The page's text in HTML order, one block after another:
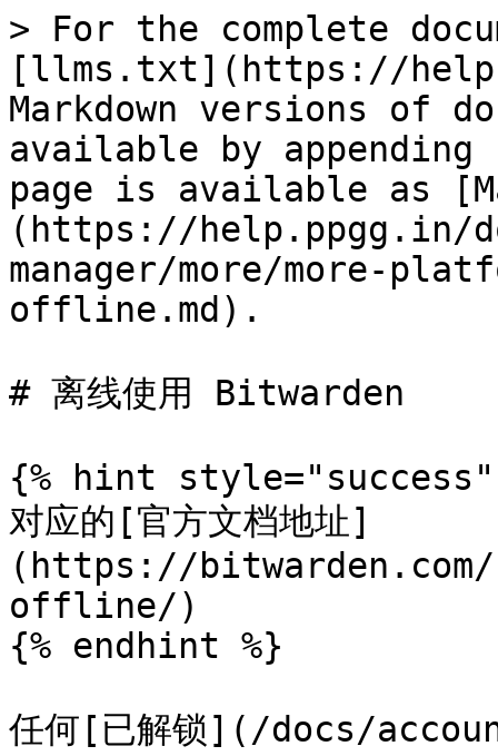
> For the complete
[llms.txt](https://
Markdown versions of
available by
page is available as
(https://help.ppgg.in/
manager/more/more-
offline.md).
# 离线使用 Bitwarden
{% hint style="success"
对应的[官方文档地址]
(https://
offline/)
{% endhint %}
任何[已解锁](/docs/